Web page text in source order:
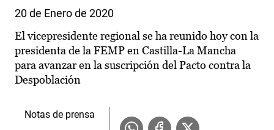
20 de Enero de 2020
El vicepresidente regional se ha reunido hoy con la
presidenta de la FEMP en Castilla-La Mancha
para avanzar en la suscripción del Pacto contra la
Despoblación
Notas de prensa